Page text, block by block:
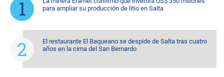
para ampliar su producción de litio en Salta
El restaurante El Baqueano se despide de Salta tras cuatro
años en la cima del San Bernardo